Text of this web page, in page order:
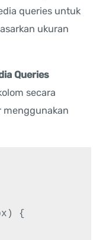
queries untuk
ukuran
Queries
secara
menggunakan
{